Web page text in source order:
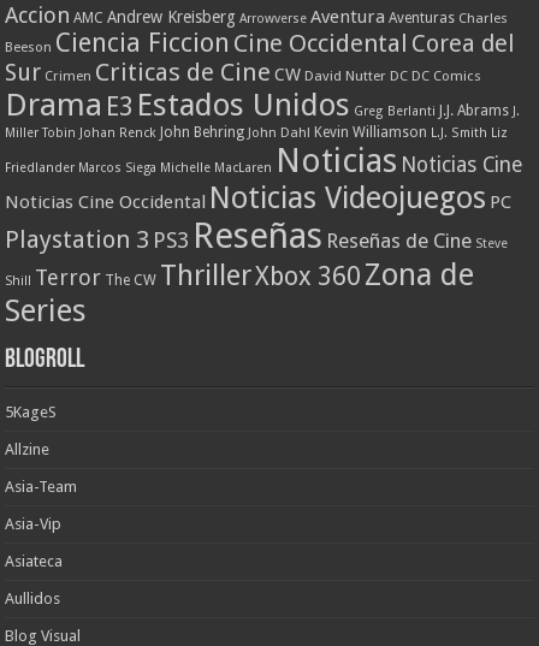
Accion AMC Andrew Kreisberg Arrowverse Aventura Aventuras Charles
Beeson Ciencia Ficcion Cine Occidental Corea del
Sur Crimen Criticas de Cine CW David Nutter DC DC Comics
Drama E3 Estados Unidos Greg Berlanti J.J. Abrams J.
Miller Tobin Johan Renck John Behring John Dahl Kevin Williamson L.J. Smith Liz
Friedlander Marcos Siega Michelle MacLaren Noticias Noticias Cine
Noticias Cine Occidental Noticias Videojuegos PC
Playstation 3 PS3 Reseñas Reseñas de Cine Steve
Shill Terror The CW ThrillerXbox 360 Zona de
Series
Blogroll
5KageS
Allzine
Asia-Team
Asia-Vip
Asiateca
Aullidos
Blog Visual